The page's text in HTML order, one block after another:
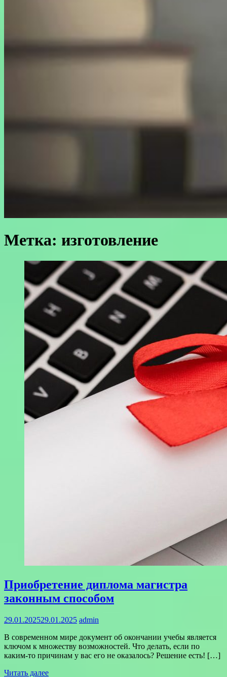
Метка: изготовление
Приобретение диплома магистра
законным способом
29.01.202529.01.2025 admin
В современном мире документ об окончании учебы является
ключом к множеству возможностей. Что делать, если по
каким-то причинам у вас его не оказалось? Решение есть! […]
Читать далее